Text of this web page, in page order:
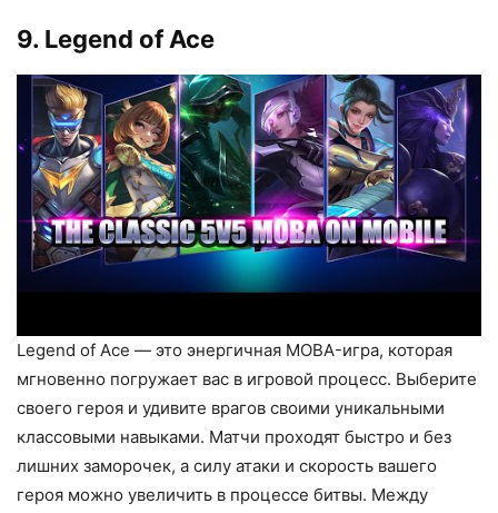
9. Legend of Ace
Legend of Ace — это энергичная MOBA-игра, которая
мгновенно погружает вас в игровой процесс. Выберите
своего героя и удивите врагов своими уникальными
классовыми навыками. Матчи проходят быстро и без
лишних заморочек, а силу атаки и скорость вашего
героя можно увеличить в процессе битвы. Между